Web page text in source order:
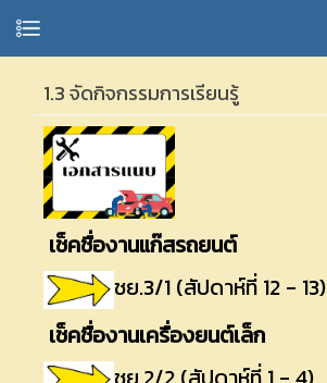
1.3 จัดกิจกรรมการเรียนรู้
เช็คชื่องานแก๊สรถยนต์
ชย.3/1 (สัปดาห์ที่ 12 - 13)
เช็คชื่องานเครื่องยนต์เล็ก